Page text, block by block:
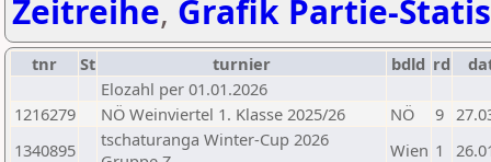
Zeitreihe, Grafik Partie-
tnr St turnier bdld rd
Elozahl per 01.01.2026
1216279
NÖ Weinviertel 1. Klasse 2025/26 NÖ 9
1340895
tschaturanga Winter-Cup 2026
Wien 1